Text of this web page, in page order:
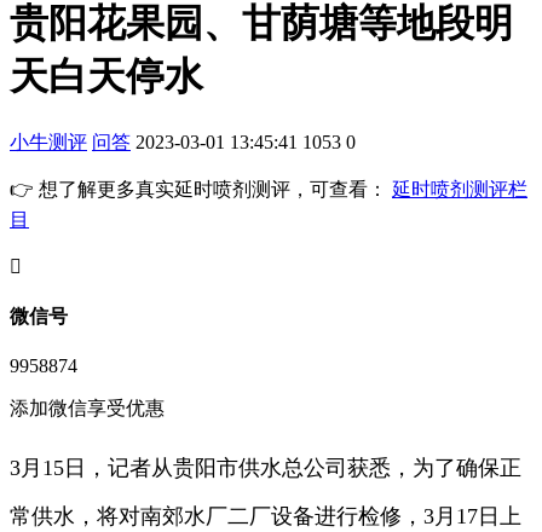
贵阳花果园、甘荫塘等地段明
天白天停水
小牛测评 问答 2023-03-01 13:45:41 1053 0
👉 想了解更多真实延时喷剂测评，可查看： 延时喷剂测评栏
目
󦘖
微信号
9958874
添加微信享受优惠
3月15日，记者从贵阳市供水总公司获悉，为了确保正
常供水，将对南郊水厂二厂设备进行检修，3月17日上